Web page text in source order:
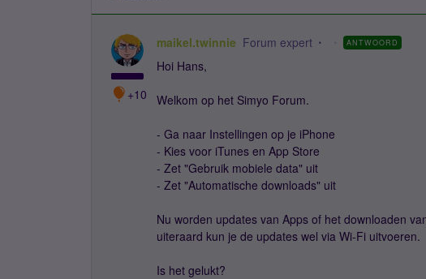
+10
maikel.twinnie Forum expert ANTWOORD
Hoi Hans,
Welkom op het Simyo Forum.
- Ga naar Instellingen op je iPhone
- Kies voor iTunes en App Store
- Zet "Gebruik mobiele data" uit
- Zet "Automatische downloads" uit
Nu worden updates van Apps of het downloaden
uiteraard kun je de updates wel via Wi-Fi uitvoeren.
Is het gelukt?